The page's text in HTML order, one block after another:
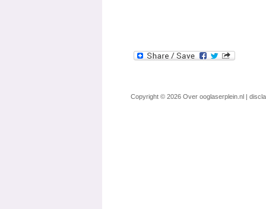
Copyright © 2026 Over ooglaserplein.nl |